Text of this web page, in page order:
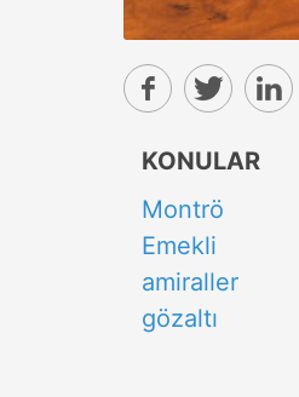
KONULAR
Montrö
Emekli
amiraller
gözaltı